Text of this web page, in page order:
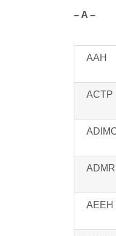
– A –
AAH
ACTP
ADMR
AEEH